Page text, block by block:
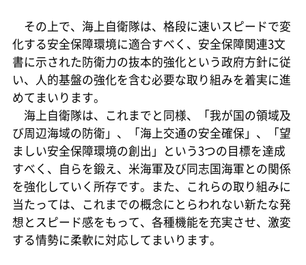
その上で、海上自衛隊は、格段に速いスピードで変
化する安全保障環境に適合すべく、安全保障関連3文
書に示された防衛力の抜本的強化という政府方針に従
い、人的基盤の強化を含む必要な取り組みを着実に進
めてまいります。
海上自衛隊は、これまでと同様、「我が国の領域及
び周辺海域の防衛」、「海上交通の安全確保」、「望
ましい安全保障環境の創出」という3つの目標を達成
すべく、自らを鍛え、米海軍及び同志国海軍との関係
を強化していく所存です。また、これらの取り組みに
当たっては、これまでの概念にとらわれない新たな発
想とスピード感をもって、各種機能を充実させ、激変
する情勢に柔軟に対応してまいります。